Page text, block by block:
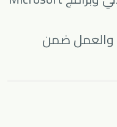
والعمل ضمن